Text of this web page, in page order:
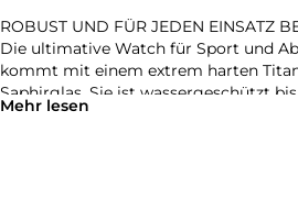
ROBUST UND FÜR JEDEN EINSATZ
Die ultimative Watch für Sport und
kommt mit einem extrem harten
Saphirglas. Sie ist wassergeschützt
für Wassersport mit hohen
Mehr lesen